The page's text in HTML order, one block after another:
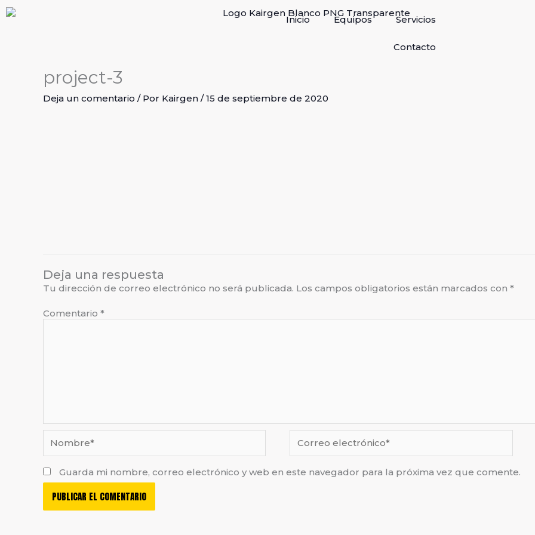
Ir
al
Inicio Equipos Servicios
Contacto
project-3
Deja un comentario / Por Kairgen /15 de septiembre de 2020
Deja una respuesta
Tu dirección de correo electrónico no será publicada. Los campos obligatorios están marcados con *
Comentario *
electrónico*
Guarda mi nombre, correo electrónico y web en este navegador para la próxima vez que comente.